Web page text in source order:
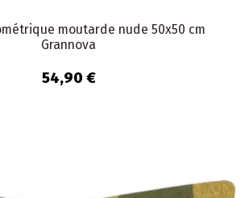
moutarde nude 50x50 cm
Grannova
54,90 €